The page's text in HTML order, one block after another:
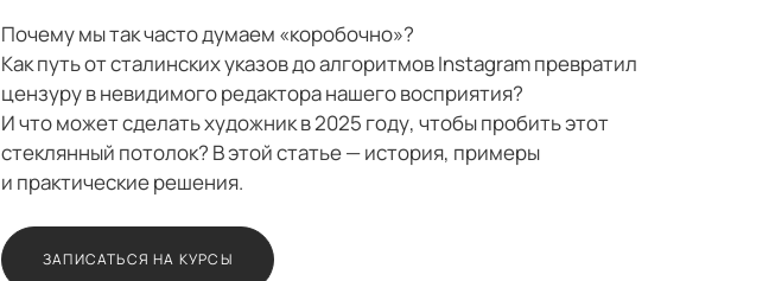
Почему мы так часто думаем «коробочно»?
Как путь от сталинских указов до алгоритмов Instagram превратил
цензуру в невидимого редактора нашего восприятия?
И что может сделать художник в 2025 году, чтобы пробить этот
стеклянный потолок? В этой статье — история, примеры
и практические решения.
ЗАПИСАТЬСЯ НА КУРСЫ